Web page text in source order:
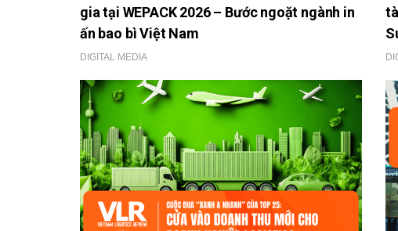
gia tại WEPACK 2026 – Bước ngoặt ngành in
ấn bao bì Việt Nam
DIGITAL MEDIA